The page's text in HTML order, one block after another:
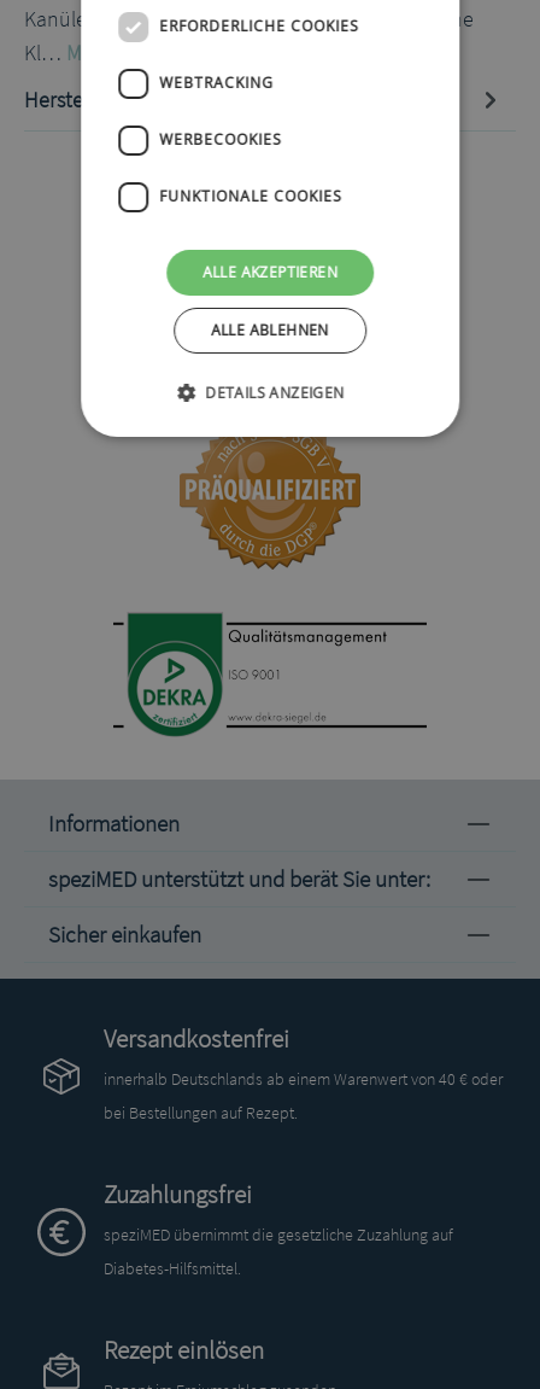
Kanülengehäuse beinhaltet die Teflonkanüle, eine
Kl… Mehr
Hersteller-Informationen
Informationen
speziMED unterstützt und berät Sie unter:
Sicher einkaufen
Versandkostenfrei
innerhalb Deutschlands ab einem Warenwert von 40 € oder
bei Bestellungen auf Rezept.
Zuzahlungsfrei
speziMED übernimmt die gesetzliche Zuzahlung auf
Diabetes-Hilfsmittel.
Rezept einlösen
ERFORDERLICHE COOKIES
WEBTRACKING
WERBECOOKIES
FUNKTIONALE COOKIES
ALLE AKZEPTIEREN
ALLE ABLEHNEN
DETAILS ANZEIGEN